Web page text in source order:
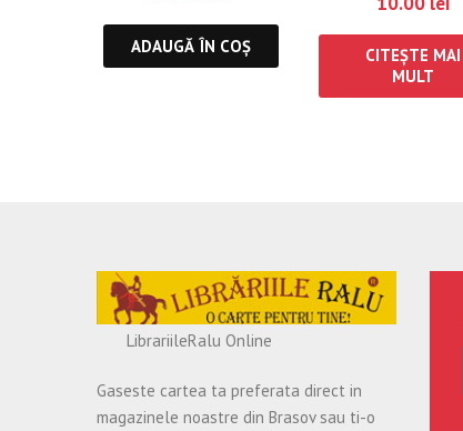
ADAUGĂ ÎN COȘ
CITEȘTE MAI
MULT
LibrariileRalu Online
Gaseste cartea ta preferata direct in
magazinele noastre din Brasov sau ti-o